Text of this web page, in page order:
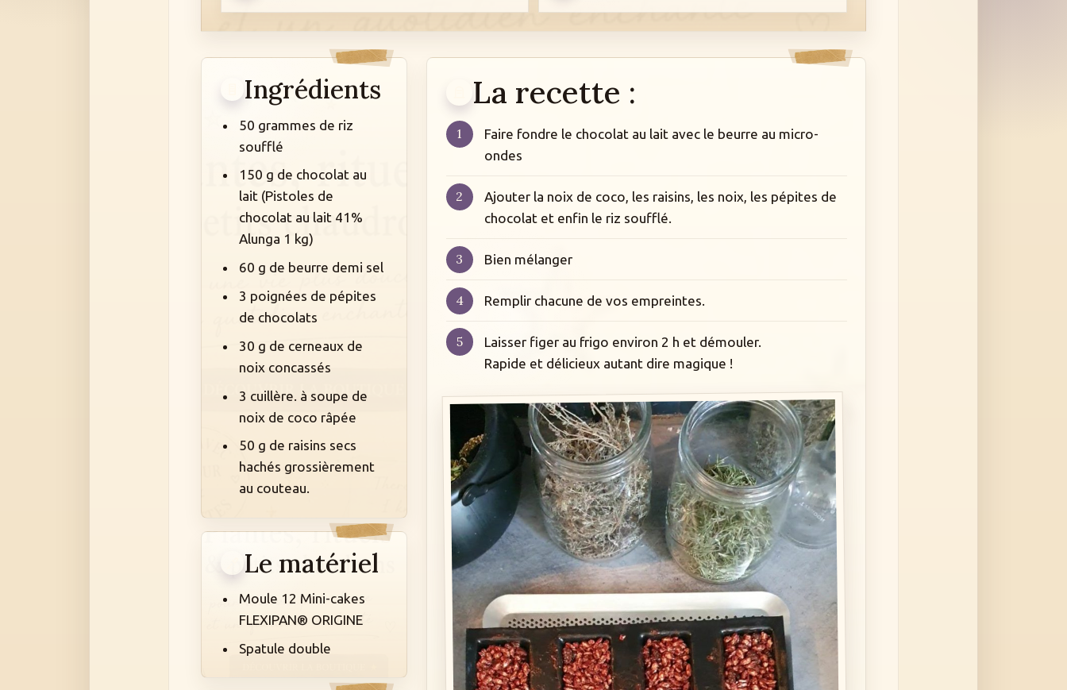
Ingrédients
50 grammes de riz
soufflé
150 g de chocolat au
lait (Pistoles de
chocolat au lait 41%
Alunga 1 kg)
60 g de beurre demi sel
3 poignées de pépites
de chocolats
30 g de cerneaux de
noix concassés
3 cuillère. à soupe de
noix de coco râpée
50 g de raisins secs
hachés grossièrement
au couteau.
Le matériel
Moule 12 Mini-cakes
FLEXIPAN® ORIGINE
Spatule double
La recette :
Faire fondre le chocolat au lait avec le beurre au micro-
ondes
Ajouter la noix de coco, les raisins, les noix, les pépites de
chocolat et enfin le riz soufflé.
Bien mélanger
Remplir chacune de vos empreintes.
Laisser figer au frigo environ 2 h et démouler.
Rapide et délicieux autant dire magique !